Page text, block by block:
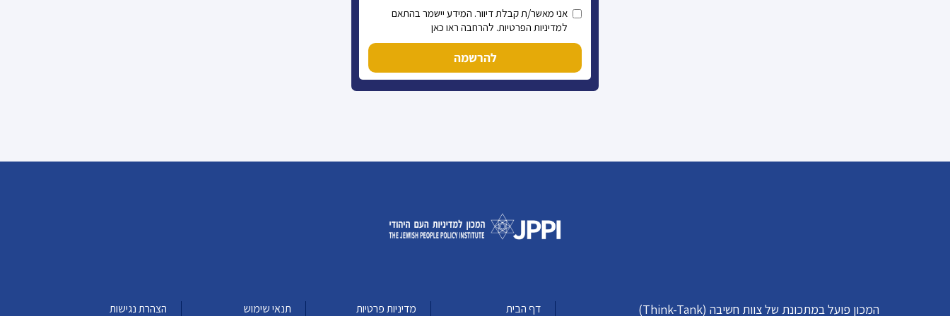
אני מאשר/ת קבלת דיוור. המידע יישמר בהתאם
למדיניות הפרטיות. להרחבה ראו כאן
להרשמה
המכון פועל במתכונת של צוות חשיבה (Think-Tank) דף הבית מדיניות פרטיות תנאי שימוש הצהרת נגישות